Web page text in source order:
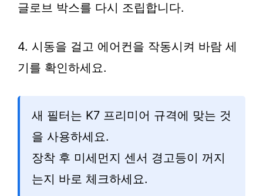
글로브 박스를 다시 조립합니다.
4. 시동을 걸고 에어컨을 작동시켜 바람 세
기를 확인하세요.
새 필터는 K7 프리미어 규격에 맞는 것
을 사용하세요.
장착 후 미세먼지 센서 경고등이 꺼지
는지 바로 체크하세요.